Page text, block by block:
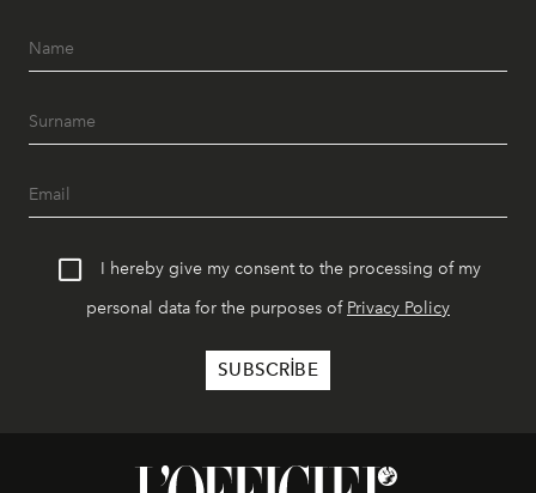
I hereby give my consent to the processing of my
personal data for the purposes of Privacy Policy